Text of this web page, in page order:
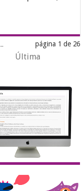
página 1 de 26
Última